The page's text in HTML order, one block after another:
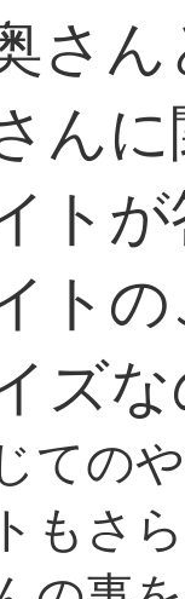
さ
ん
ト
ト
ズ
ての
もさ